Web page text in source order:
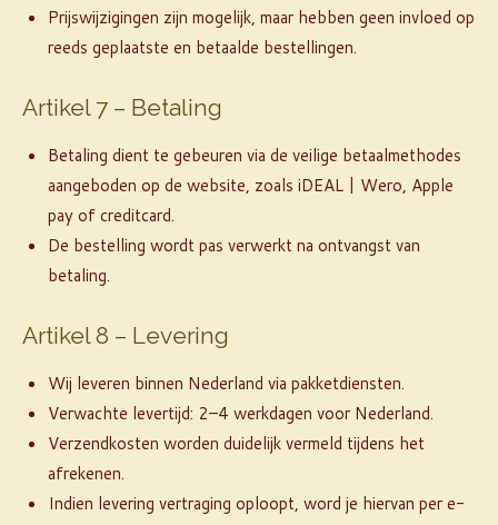
Prijswijzigingen zijn mogelijk, maar hebben geen invloed op
reeds geplaatste en betaalde bestellingen.
Artikel 7 – Betaling
Betaling dient te gebeuren via de veilige betaalmethodes
aangeboden op de website, zoals iDEAL | Wero, Apple
pay of creditcard.
De bestelling wordt pas verwerkt na ontvangst van
betaling.
Artikel 8 – Levering
Wij leveren binnen Nederland via pakketdiensten.
Verwachte levertijd: 2–4 werkdagen voor Nederland.
Verzendkosten worden duidelijk vermeld tijdens het
afrekenen.
Indien levering vertraging oploopt, word je hiervan per e-